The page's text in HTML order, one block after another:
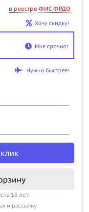
в реестре ФИС ФРДО
Хочу скидку!
Мне срочно!
Нужно быстрее!
18 лет
и рассылку